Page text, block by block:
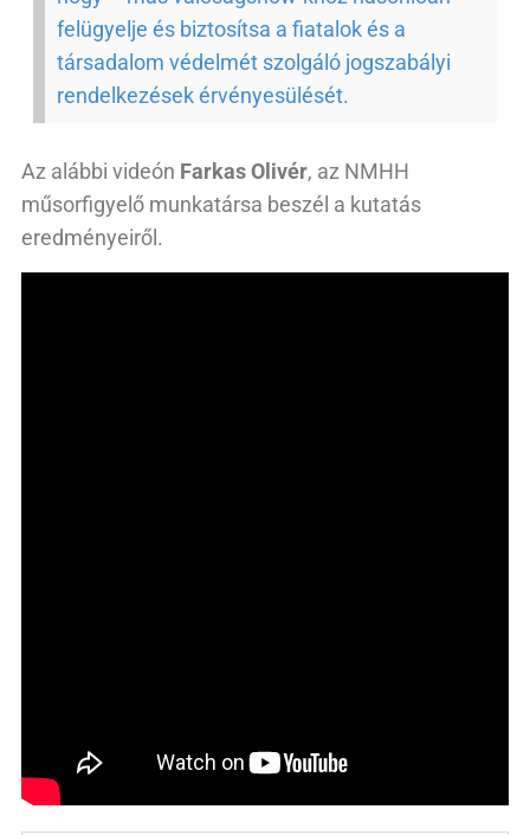
felügyelje és biztosítsa a fiatalok és a
társadalom védelmét szolgáló jogszabályi
rendelkezések érvényesülését.
Az alábbi videón Farkas Olivér, az NMHH
műsorfigyelő munkatársa beszél a kutatás
eredményeiről.